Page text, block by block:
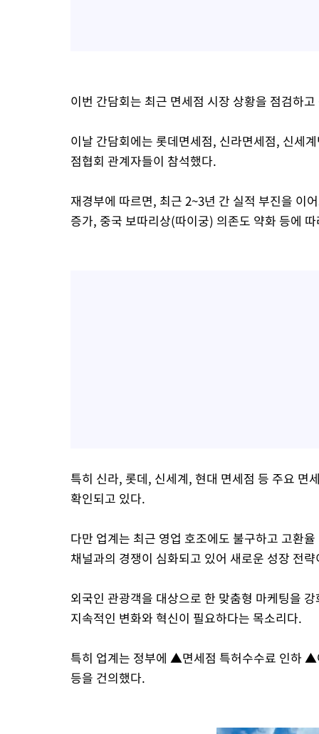
이번 간담회는 최근 면세점 시장 상황을 점검하
이날 간담회에는 롯데면세점, 신라면세점, 신세
점협회 관계자들이 참석했다.
재경부에 따르면, 최근 2~3년 간 실적 부진을 이
증가, 중국 보따리상(따이궁) 의존도 약화 등에
특히 신라, 롯데, 신세계, 현대 면세점 등 주요 면
확인되고 있다.
다만 업계는 최근 영업 호조에도 불구하고 고환
채널과의 경쟁이 심화되고 있어 새로운 성장 전
외국인 관광객을 대상으로 한 맞춤형 마케팅을
지속적인 변화와 혁신이 필요하다는 목소리다.
특히 업계는 정부에 ▲면세점 특허수수료 인하
등을 건의했다.